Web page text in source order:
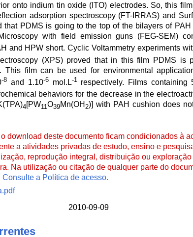
onto indium tin oxide (ITO) electrodes. So, this
adsorption spectroscopy (FT-IRRAS) and
that PDMS is going to the top of the bilayers of
with field emission guns (FEG-SEM)
and HPW short. Cyclic Voltammetry experiments
(XPS) proved that in this film PDMS
This film can be used for environmental
-8 and 1.10-6mol.L-1respectively. Films containing
behaviors for the decrease in the
4[PW11O39Mn(OH 2)] with PAH cushion does
download deste documento ficam condicionados à
a atividades privadas de estudo, ensino e
reprodução integral, distribuição ou
Na utilização ou citação de qualquer parte do
Consulte a Política de acesso.
2010-09-09